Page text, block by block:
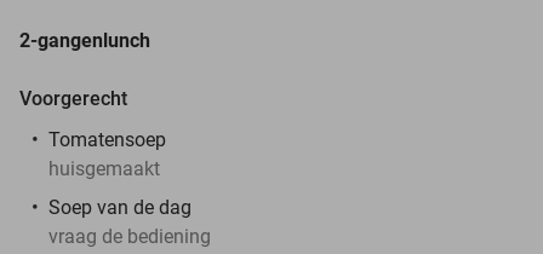
2-gangenlunch
Voorgerecht
Tomatensoep
huisgemaakt
Soep van de dag
vraag de bediening